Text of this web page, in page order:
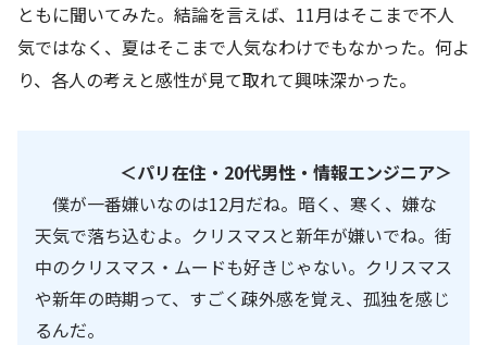
ともに聞いてみた。結論を言えば、 11月はそこまで不人
気ではなく、夏はそこまで人気なわけでもなかった。何よ
り、各人の考えと感性が見て取れて興味深かった。
＜パリ在住・20代男性・情報エンジニア＞
僕が一番嫌いなのは12月だね。暗く、寒く、嫌な
天気で落ち込むよ。クリスマスと新年が嫌いでね。街
中のクリスマス・ムードも好きじゃない。クリスマス
や新年の時期って、すごく疎外感を覚え、孤独を感じ
るんだ。